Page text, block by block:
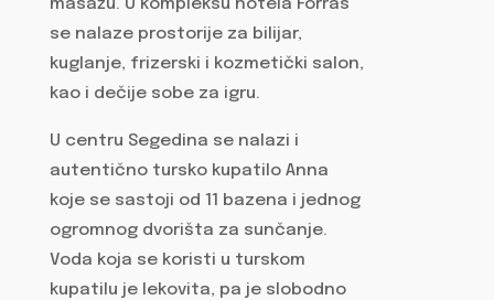
masažu. U kompleksu hotela Forras
se nalaze prostorije za bilijar,
kuglanje, frizerski i kozmetički salon,
kao i dečije sobe za igru.
U centru Segedina se nalazi i
autentično tursko kupatilo Anna
koje se sastoji od 11 bazena i jednog
ogromnog dvorišta za sunčanje.
Voda koja se koristi u turskom
kupatilu je lekovita, pa je slobodno